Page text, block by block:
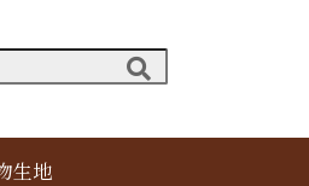
生地